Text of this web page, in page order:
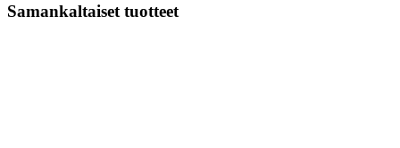
Samankaltaiset tuotteet